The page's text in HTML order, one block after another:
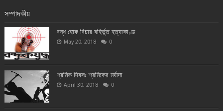
সম্পাদকীয়
বন্ধ হোক বিচার বহির্ভূত হত্যাকাণ্ড
May 20, 2018 0
শ্রমিক দিবসঃ শ্রমিকের মর্যাদা
April 30, 2018 0